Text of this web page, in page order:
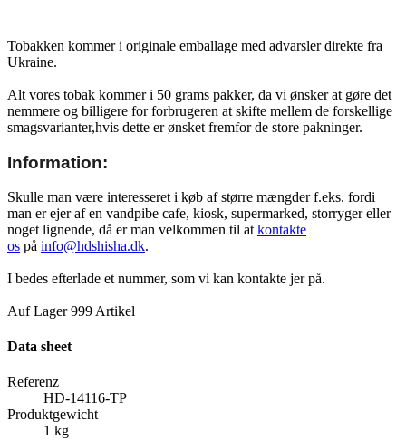
Tobakken kommer i originale emballage med advarsler direkte fra
Ukraine.
Alt vores tobak kommer i 50 grams pakker, da vi ønsker at gøre det
nemmere og billigere for forbrugeren at skifte mellem de forskellige
smagsvarianter,hvis dette er ønsket fremfor de store pakninger.
Information:
Skulle man være interesseret i køb af større mængder f.eks. fordi
man er ejer af en vandpibe cafe, kiosk, supermarked, storryger eller
noget lignende, då er man velkommen til at kontakte
os på info@hdshisha.dk.
I bedes efterlade et nummer, som vi kan kontakte jer på.
Auf Lager 999 Artikel
Data sheet
Referenz
HD-14116-TP
Produktgewicht
1 kg